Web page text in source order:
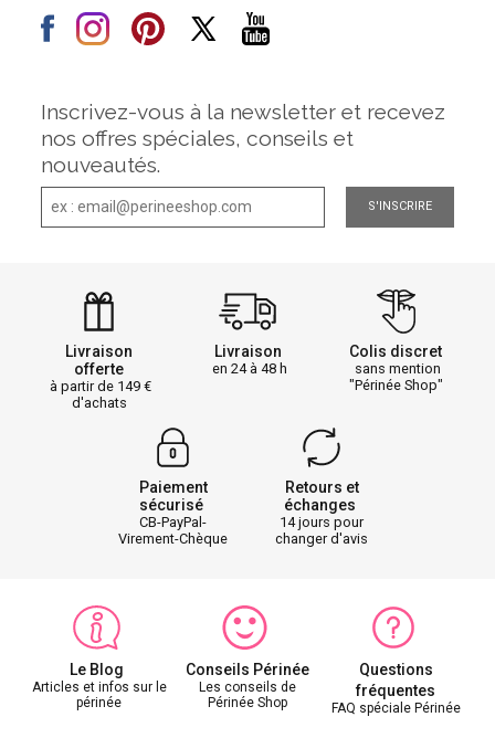
Inscrivez-vous à la newsletter et recevez
nos offres spéciales, conseils et
nouveautés.
S'INSCRIRE
Livraison
offerte
à partir de 149
d'achats
Livraison
en 24 à 48 h
Colis discret
sans mention
"Périnée Shop"
Paiement
sécurisé
CB-PayPal-
Virement-Chèque
Retours et
échanges
14 jours pour
changer d'avis
Le Blog
Articles et infos sur le
périnée
Conseils Périnée
Les conseils de
Périnée Shop
Questions
fréquentes
FAQ spéciale Périnée